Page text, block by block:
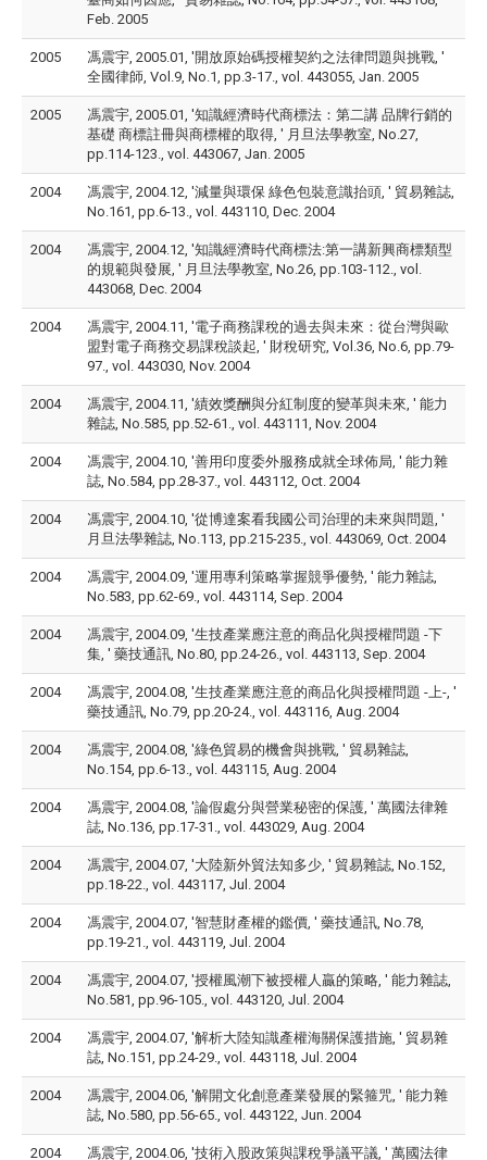
Feb. 2005
2005
馮震宇, 2005.01, '開放原始碼授權契約之法律問題與挑戰, '
全國律師, Vol.9, No.1, pp.3-17., vol. 443055, Jan. 2005
2005
馮震宇, 2005.01, '知識經濟時代商標法：第二講 品牌行銷的
基礎 商標註冊與商標權的取得, ' 月旦法學教室, No.27,
pp.114-123., vol. 443067, Jan. 2005
2004
馮震宇, 2004.12, '減量與環保 綠色包裝意識抬頭, ' 貿易雜誌,
No.161, pp.6-13., vol. 443110, Dec. 2004
2004
馮震宇, 2004.12, '知識經濟時代商標法:第一講新興商標類型
的規範與發展, ' 月旦法學教室, No.26, pp.103-112., vol.
443068, Dec. 2004
2004
馮震宇, 2004.11, '電子商務課稅的過去與未來：從台灣與歐
盟對電子商務交易課稅談起, ' 財稅研究, Vol.36, No.6, pp.79-
97., vol. 443030, Nov. 2004
2004
馮震宇, 2004.11, '績效獎酬與分紅制度的變革與未來, ' 能力
雜誌, No.585, pp.52-61., vol. 443111, Nov. 2004
2004
馮震宇, 2004.10, '善用印度委外服務成就全球佈局, ' 能力雜
誌, No.584, pp.28-37., vol. 443112, Oct. 2004
2004
馮震宇, 2004.10, '從博達案看我國公司治理的未來與問題, '
月旦法學雜誌, No.113, pp.215-235., vol. 443069, Oct. 2004
2004
馮震宇, 2004.09, '運用專利策略掌握競爭優勢, ' 能力雜誌,
No.583, pp.62-69., vol. 443114, Sep. 2004
2004
馮震宇, 2004.09, '生技產業應注意的商品化與授權問題 -下
集, ' 藥技通訊, No.80, pp.24-26., vol. 443113, Sep. 2004
2004
馮震宇, 2004.08, '生技產業應注意的商品化與授權問題 -上-, '
藥技通訊, No.79, pp.20-24., vol. 443116, Aug. 2004
2004
馮震宇, 2004.08, '綠色貿易的機會與挑戰, ' 貿易雜誌,
No.154, pp.6-13., vol. 443115, Aug. 2004
2004
馮震宇, 2004.08, '論假處分與營業秘密的保護, ' 萬國法律雜
誌, No.136, pp.17-31., vol. 443029, Aug. 2004
2004
馮震宇, 2004.07, '大陸新外貿法知多少, ' 貿易雜誌, No.152,
pp.18-22., vol. 443117, Jul. 2004
2004
馮震宇, 2004.07, '智慧財產權的鑑價, ' 藥技通訊, No.78,
pp.19-21., vol. 443119, Jul. 2004
2004
馮震宇, 2004.07, '授權風潮下被授權人贏的策略, ' 能力雜誌,
No.581, pp.96-105., vol. 443120, Jul. 2004
2004
馮震宇, 2004.07, '解析大陸知識產權海關保護措施, ' 貿易雜
誌, No.151, pp.24-29., vol. 443118, Jul. 2004
2004
馮震宇, 2004.06, '解開文化創意產業發展的緊箍咒, ' 能力雜
誌, No.580, pp.56-65., vol. 443122, Jun. 2004
2004
馮震宇, 2004.06, '技術入股政策與課稅爭議平議, ' 萬國法律